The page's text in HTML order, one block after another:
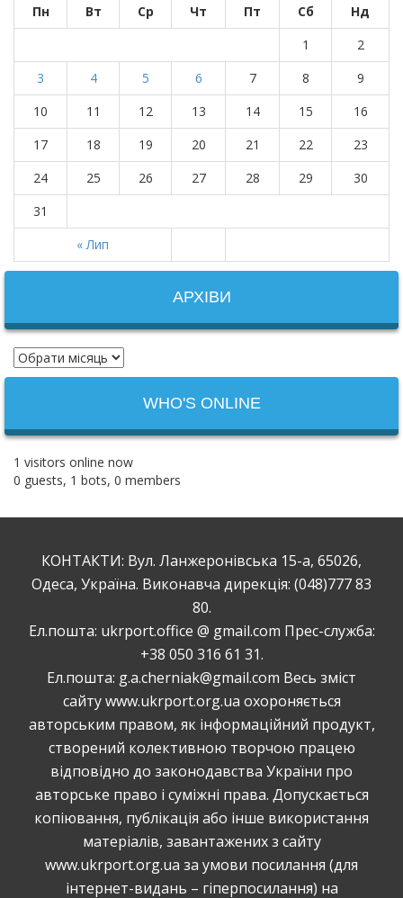
Пн Вт Ср Чт Пт Сб Нд
« Лип
1
2
3
4 5 6 7 8
9
10
11 12 13 14 15
16
17
18 19 20 21 22
23
24
25 26 27 28 29
30
31
АРХІВИ
WHO'S ONLINE
1 visitors online now
0 guests, 1 bots, 0 members
КОНТАКТИ: Вул. Ланжеронівська 15-а, 65026,
Одеса, Україна. Виконавча дирекція: (048)777 83
80.
Ел.пошта: ukrport.office @ gmail.com Прес-служба:
+38 050 316 61 31.
Ел.пошта: g.a.cherniak@gmail.com Весь зміст
сайту www.ukrport.org.ua охороняється
авторським правом, як інформаційний продукт,
створений колективною творчою працею
відповідно до законодавства України про
авторське право і суміжні права. Допускається
копiювання, публiкацiя або інше використання
матеріалів, завантажених з сайту
www.ukrport.org.ua за умови посилання (для
інтернет-видань – гіперпосилання) на